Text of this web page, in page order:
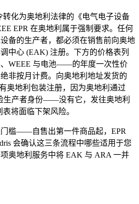
转化为奥地利法律的《电气电子设备
EPR 在奥地利属于强制要求。任何
备的生产者，都必须在销售前向奥地
中心 (EAK) 注册。下方的价格表列
WEEE 与电池——的年度一次性价
非按月计费。向奥地利地址发货的
奥地利包装注册，因为奥地利通过
生产者身份——没有它，发往奥地利
将面临下架风险。
槛——自售出第一件商品起，EPR
会确认这三条流程中哪些适用于您
奥地利服务中将 EAK 与 ARA 一并